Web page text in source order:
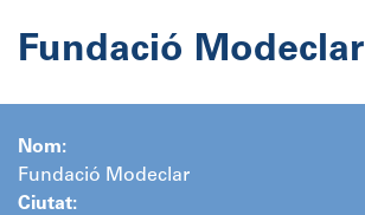
Fundació Modeclar
Nom:
Fundació Modeclar
Ciutat: